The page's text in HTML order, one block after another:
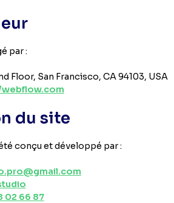
par :
Floor, San Francisco, CA 94103, USA
du site
conçu et développé par :
02 66 87